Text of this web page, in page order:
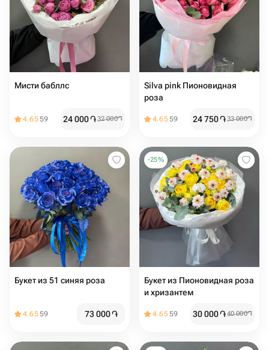
Мисти бабллс
4.6559 24 000֏32 000֏
Silva pink Пионовидная
роза
4.6559 24 750֏33 000֏
Букет из 51 синяя роза
4.6559 73 000֏
-25%
Букет из Пионовидная роза
и хризантем
4.6559 30 000֏40 000֏